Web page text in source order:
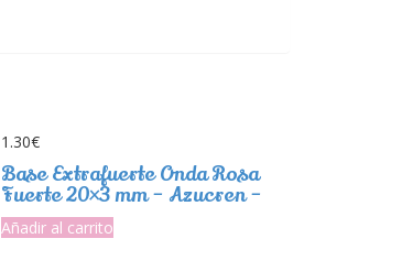
1.30€
Base Extrafuerte Onda Rosa
Fuerte 20×3 mm – Azucren –
Añadir al carrito